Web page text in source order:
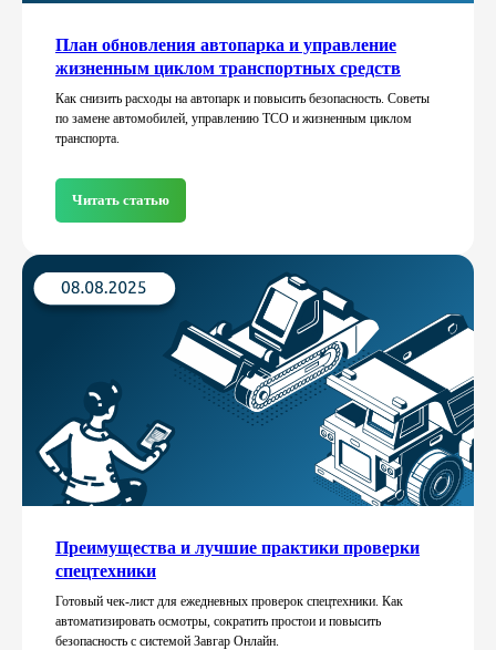
План обновления автопарка и управление
жизненным циклом транспортных средств
Как снизить расходы на автопарк и повысить безопасность. Советы
по замене автомобилей, управлению TCO и жизненным циклом
транспорта.
Читать статью
Преимущества и лучшие практики проверки
спецтехники
Готовый чек-лист для ежедневных проверок спецтехники. Как
автоматизировать осмотры, сократить простои и повысить
безопасность с системой Завгар Онлайн.